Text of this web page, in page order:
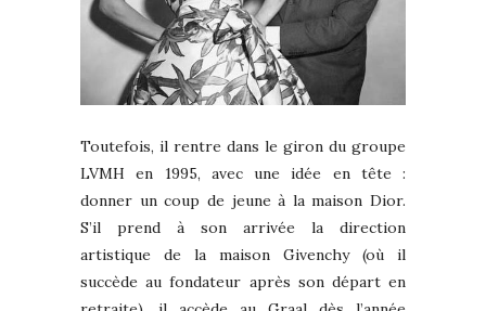
Toutefois, il rentre dans le giron du groupe
LVMH en 1995, avec une idée en tête :
donner un coup de jeune à la maison Dior.
S’il prend à son arrivée la direction
artistique de la maison Givenchy (où il
succède au fondateur après son départ en